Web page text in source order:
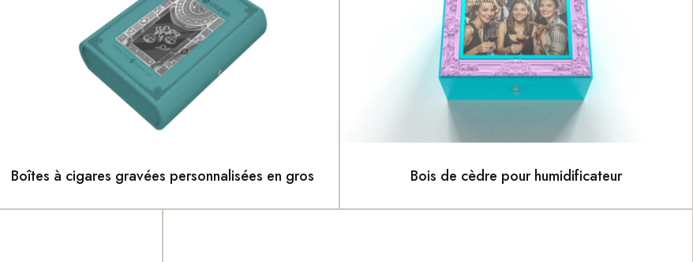
Boîtes à cigares gravées personnalisées en gros Bois de cèdre pour humidificateur